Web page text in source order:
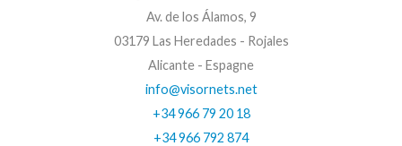
Av. de los Álamos, 9
03179 Las Heredades - Rojales
Alicante - Espagne
info@visornets.net
+34 966 79 20 18
+34 966 792 874